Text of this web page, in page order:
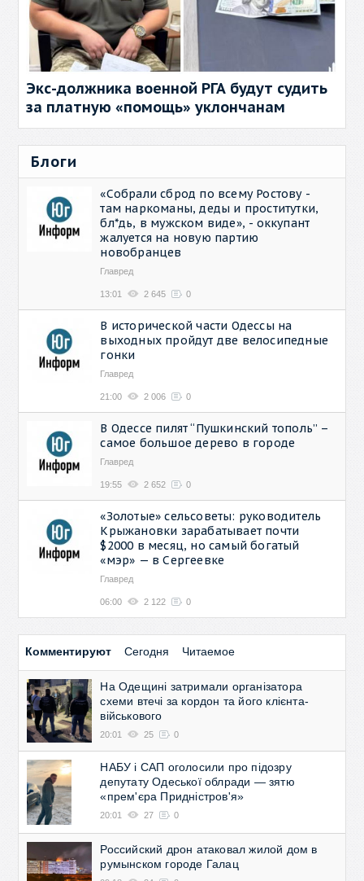
Экс-должника военной РГА будут судить
за платную «помощь» уклончанам
Блоги
«Собрали сброд по всему Ростову -
там наркоманы, деды и проститутки,
бл*дь, в мужском виде», - оккупант
жалуется на новую партию
новобранцев
Главред
13:01 2 645 0
В исторической части Одессы на
выходных пройдут две велосипедные
гонки
Главред
21:00 2 006 0
В Одессе пилят “Пушкинский тополь” –
самое большое дерево в городе
Главред
19:55 2 652 0
«Золотые» сельсоветы: руководитель
Крыжановки зарабатывает почти
$2000 в месяц, но самый богатый
«мэр» — в Сергеевке
Главред
06:00 2 122 0
Комментируют Сегодня Читаемое
На Одещині затримали організатора
схеми втечі за кордон та його клієнта-
військового
20:01 25 0
НАБУ і САП оголосили про підозру
депутату Одеської облради — зятю
«прем'єра Придністров'я»
20:01 27 0
Российский дрон атаковал жилой дом в
румынском городе Галац